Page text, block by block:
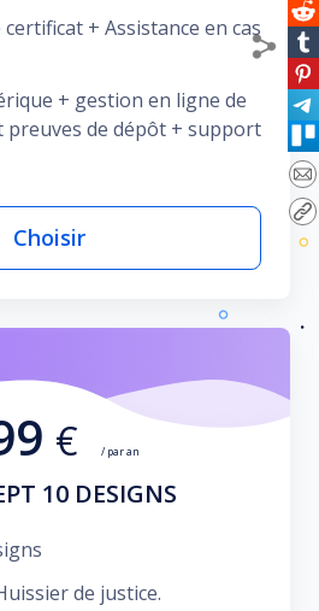
+ Assistance en cas
+ gestion en ligne de
preuves de dépôt + support
Choisir
€ / par an
10 DESIGNS
de justice.